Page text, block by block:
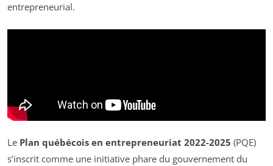
entrepreneurial.
Le Plan québécois en entrepreneuriat 2022-2025 (PQE)
s’inscrit comme une initiative phare du gouvernement du